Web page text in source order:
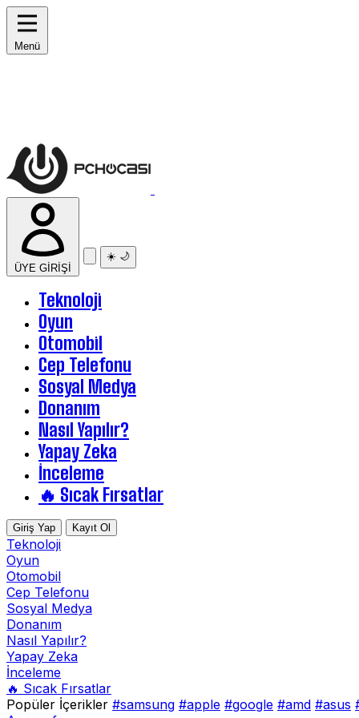
Menü
ÜYE GİRİŞİ
☀️ 🌙
Teknoloji
Oyun
Otomobil
Cep Telefonu
Sosyal Medya
Donanım
Nasıl Yapılır?
Yapay Zeka
İnceleme
🔥 Sıcak Fırsatlar
Giriş Yap Kayıt Ol
Teknoloji
Oyun
Otomobil
Cep Telefonu
Sosyal Medya
Donanım
Nasıl Yapılır?
Yapay Zeka
İnceleme
🔥 Sıcak Fırsatlar
Popüler İçerikler #samsung #apple #google #amd #asus